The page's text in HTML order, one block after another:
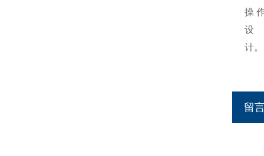
操
设
计。
留